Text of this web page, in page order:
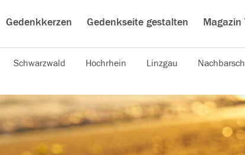
Gedenkkerzen Gedenkseite gestalten Magazin
Schwarzwald Hochrhein Linzgau